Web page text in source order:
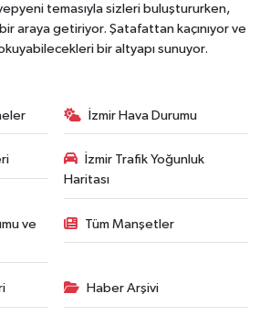
temasıyla sizleri buluştururken,
araya getiriyor. Şatafattan kaçınıyor ve
bir altyapı sunuyor.
İzmir Hava Durumu
İzmir Trafik Yoğunluk
Haritası
ve
Tüm Manşetler
Haber Arşivi